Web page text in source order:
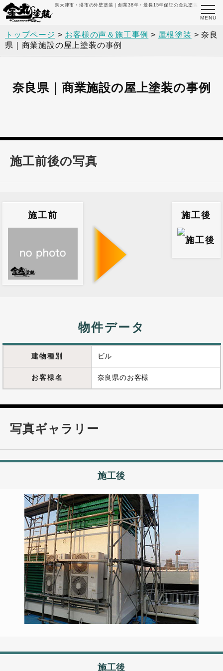
泉大津市・堺市の外壁塗装｜創業38年・最長15年保証の金丸塗装
トップページ > お客様の声＆施工事例 > 屋根塗装 >奈良
県｜商業施設の屋上塗装の事例
奈良県｜商業施設の屋上塗装の事例
施工前後の写真
施工前 施工後
物件データ
建物種別 ビル
お客様名 奈良県のお客様
写真ギャラリー
施工後
施工後